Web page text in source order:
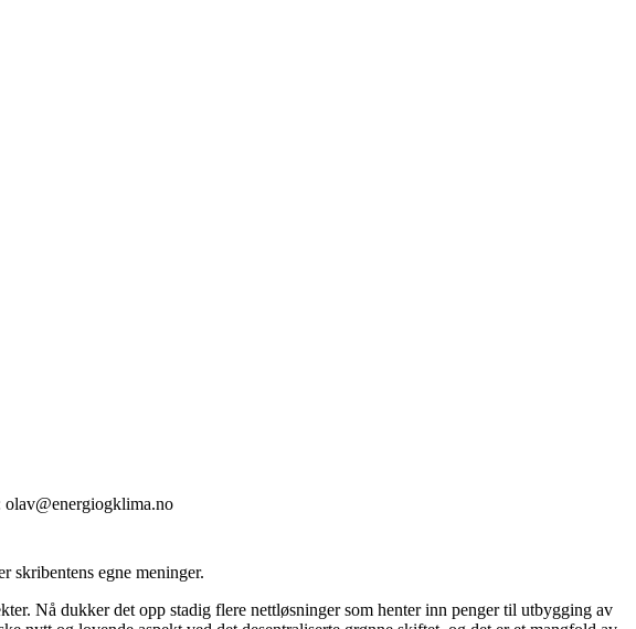
skribentens egne meninger.
Nå dukker det opp stadig flere nettløsninger som henter inn penger til utbygging av